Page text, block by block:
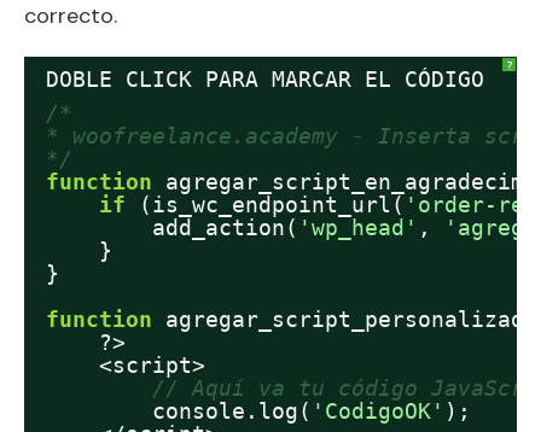
correcto.
?
DOBLE CLICK PARA MARCAR EL CÓDIGO
/*
* woofreelance.academy - Inserta
*/
function
if
(is_wc_endpoint_url( 'order-
add_action( 'wp_head' ,
}
}
function
?>
<script>
// Aquí va tu código
console.log( 'CodigoOK' );